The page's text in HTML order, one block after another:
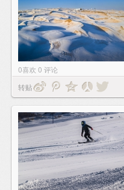
0喜欢 0 评论
转贴